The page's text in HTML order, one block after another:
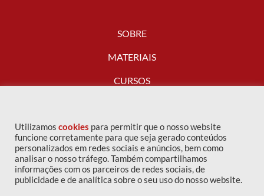
SOBRE
MATERIAIS
CURSOS
FALE CONOSCO
Utilizamos cookies para permitir que o nosso website
funcione corretamente para que seja gerado conteúdos
personalizados em redes sociais e anúncios, bem como
analisar o nosso tráfego. Também compartilhamos
informações com os parceiros de redes sociais, de
publicidade e de analítica sobre o seu uso do nosso website.